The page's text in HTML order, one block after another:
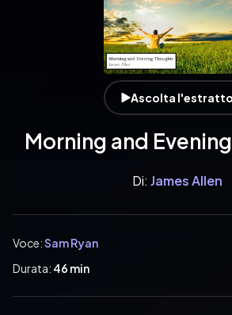
Ascolta l'estratto
Morning and
Di: James Allen
Voce:Sam Ryan
Durata: 46 min